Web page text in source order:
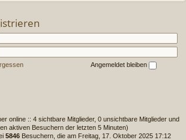
Angemeldet bleiben
online :: 4 sichtbare Mitglieder, 0 unsichtbare Mitglieder und
aktiven Besuchern der letzten 5 Minuten)
5846 Besuchern, die am Freitag, 17. Oktober 2025 17:12